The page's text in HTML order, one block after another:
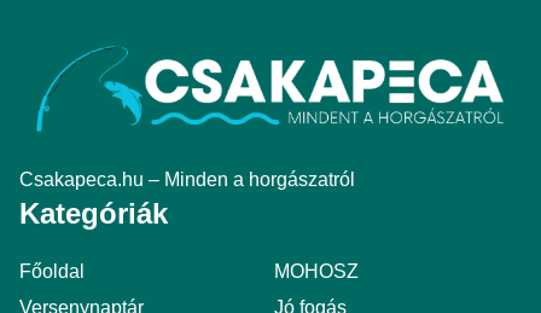
Csakapeca.hu – Minden a horgászatról
Kategóriák
Főoldal
MOHOSZ
Versenynaptár
Jó fogás